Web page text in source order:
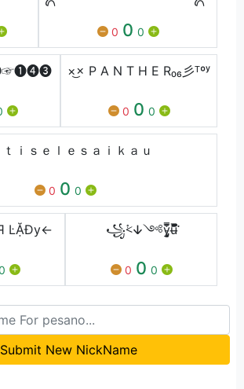
0 0 0
×͜× P A N T H E R₀₆彡ᵀºʸ
0 0 0
ｔｉｓｅｌｅｓａｉｋａｕ
0 0 0
ĿẶĐy← ꧁⩻ↆ༺y̵̡̙̻͈̿̄͒u̶͆̇͊̀̀̅̂͌̈́̈́̐̚͘͘
0 0 0
Submit New NickName